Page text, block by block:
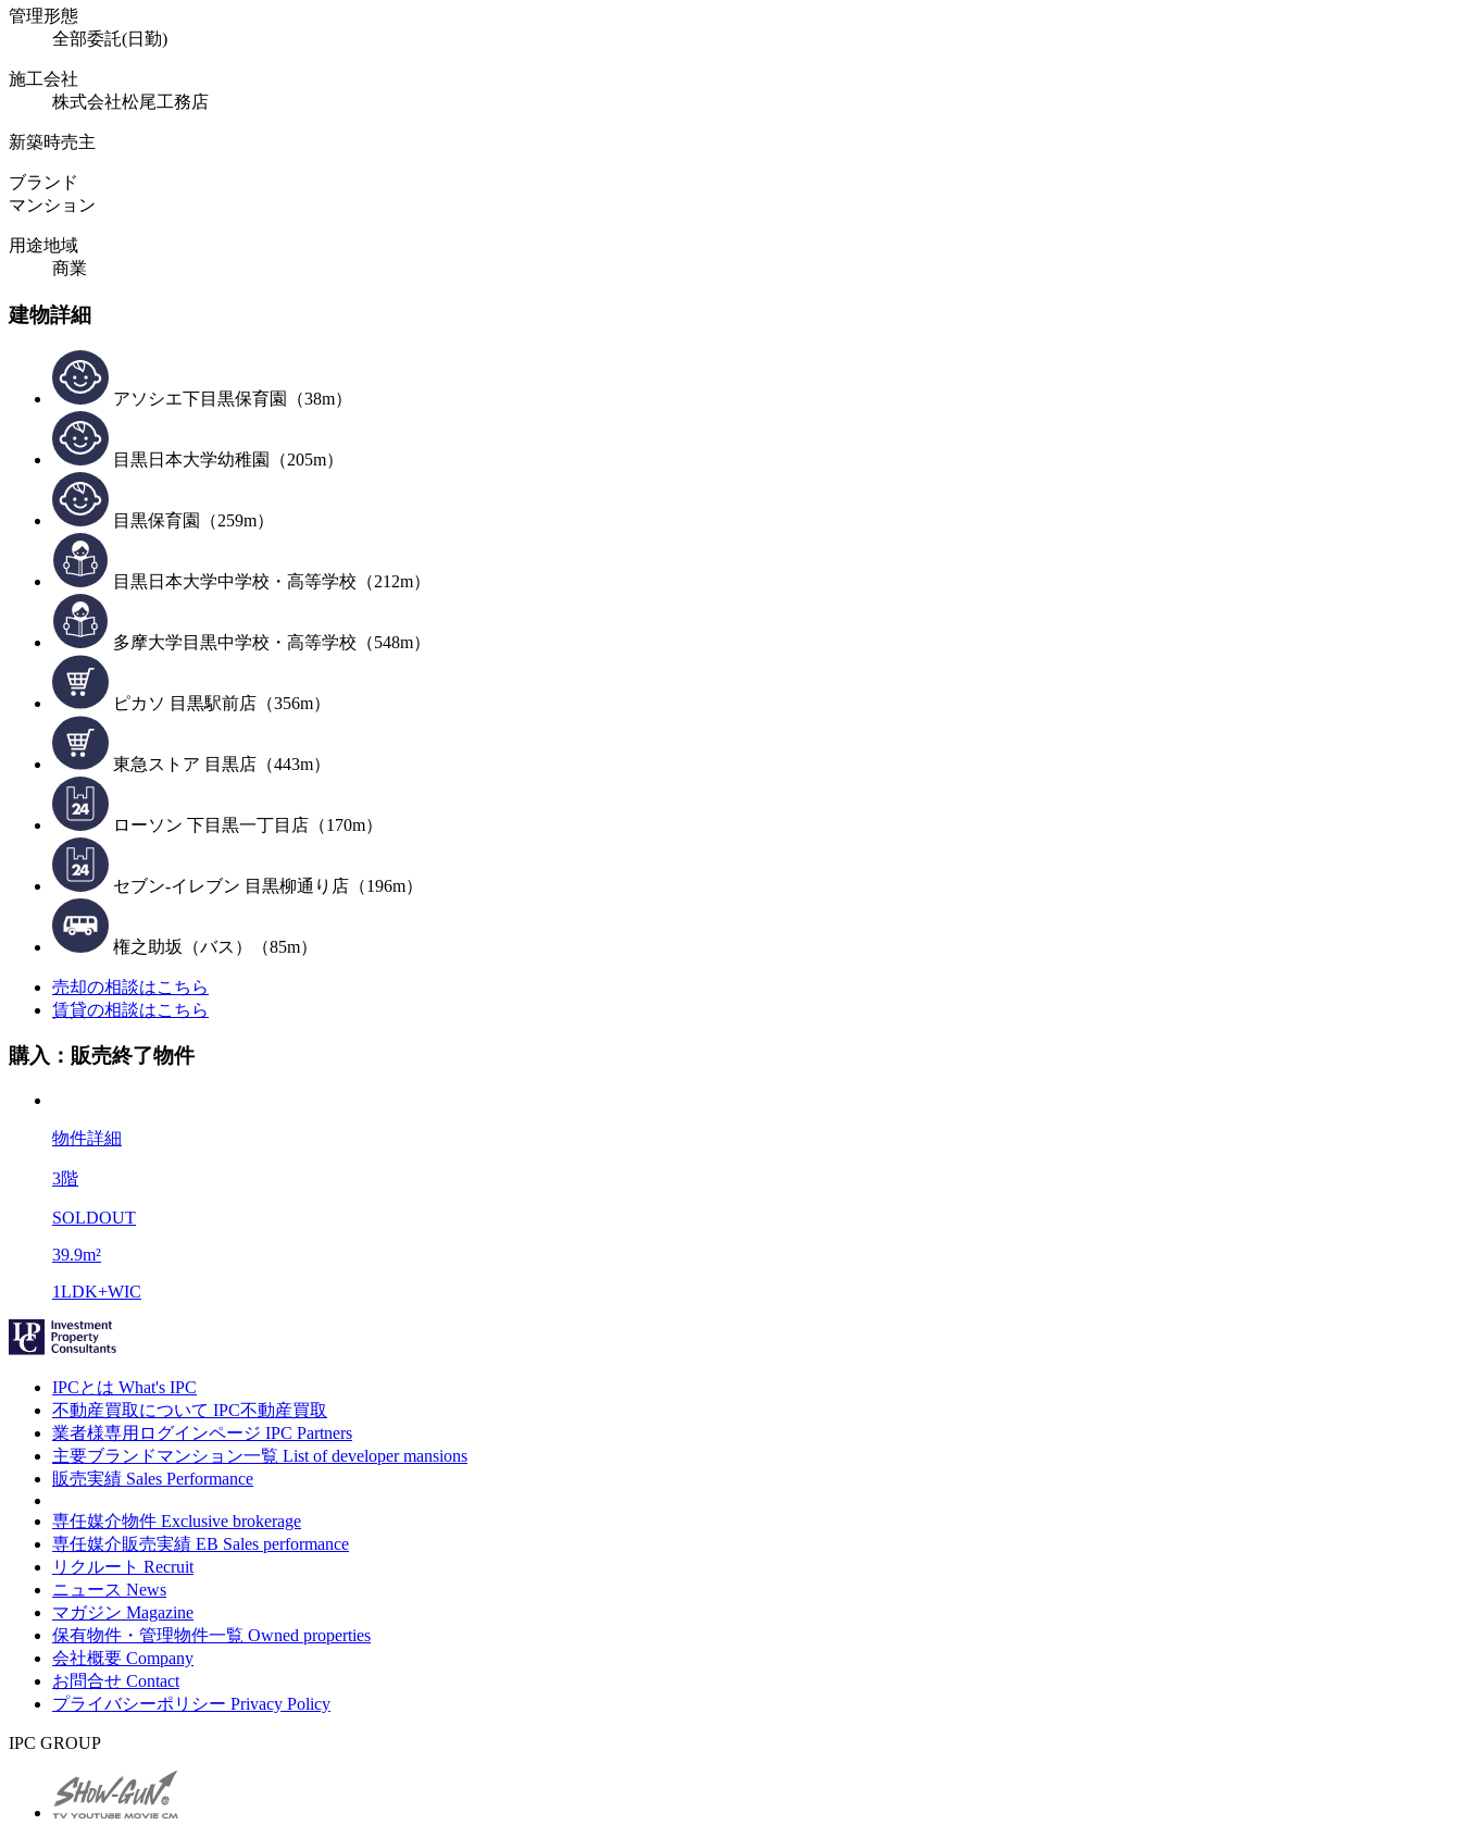
管理形態
全部委託(日勤)
施工会社
株式会社松尾工務店
新築時売主
ブランド
マンション
用途地域
商業
建物詳細
アソシエ下目黒保育園（38m）
目黒日本大学幼稚園（205m）
目黒保育園（259m）
目黒日本大学中学校・高等学校（212m）
多摩大学目黒中学校・高等学校（548m）
ピカソ 目黒駅前店（356m）
東急ストア 目黒店（443m）
ローソン 下目黒一丁目店（170m）
セブン-イレブン 目黒柳通り店（196m）
権之助坂（バス）（85m）
売却の相談はこちら
賃貸の相談はこちら
購入：販売終了物件
物件詳細
3階
SOLDOUT
39.9m²
1LDK+WIC
IPCとは What's IPC
不動産買取について IPC不動産買取
業者様専用ログインページ IPC Partners
主要ブランドマンション一覧 List of developer mansions
販売実績 Sales Performance
専任媒介物件 Exclusive brokerage
専任媒介販売実績 EB Sales performance
リクルート Recruit
ニュース News
マガジン Magazine
保有物件・管理物件一覧 Owned properties
会社概要 Company
お問合せ Contact
プライバシーポリシー Privacy Policy
IPC GROUP